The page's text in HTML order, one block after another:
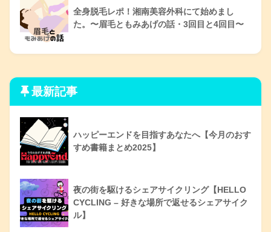
全身脱毛レポ！湘南美容外科にて始めまし
た。〜眉毛ともみあげの話・3回目と4回目〜
最新記事
ハッピーエンドを目指すあなたへ【今月のおす
すめ書籍まとめ2025】
夜の街を駆けるシェアサイクリング【HELLO
CYCLING – 好きな場所で返せるシェアサイク
ル】